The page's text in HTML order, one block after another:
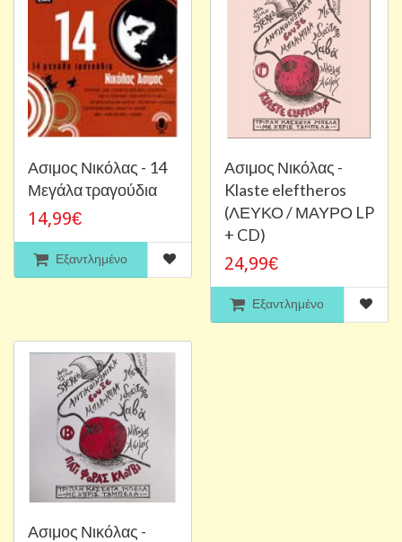
Ασιμος Νικόλας - 14
Μεγάλα τραγούδια
14,99€
Εξαντλημένο
Ασιμος Νικόλας -
Klaste eleftheros
(ΛΕΥΚΟ / ΜΑΥΡΟ LP
+ CD)
24,99€
Εξαντλημένο
Ασιμος Νικόλας -